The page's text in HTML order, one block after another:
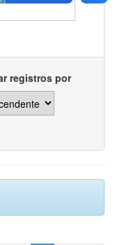
registros por